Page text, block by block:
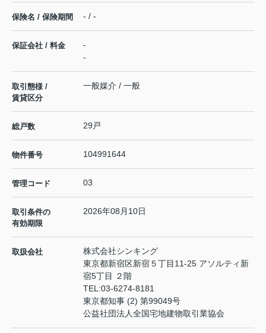
保険名 / 保険期間 - / -
保証会社 / 料金
-
-
取引態様 /
賃貸区分
一般媒介 / 一般
総戸数 29戸
物件番号 104991644
管理コード 03
取引条件の
有効期限
2026年08月10日
取扱会社
株式会社シンキング
東京都新宿区新宿５丁目11-25 アソルティ新
宿5丁目 ２階
TEL:03-6274-8181
東京都知事 (2) 第99049号
公益社団法人全国宅地建物取引業協会